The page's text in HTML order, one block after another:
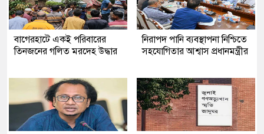
‎বাগেরহাটে একই পরিবারের
তিনজনের গলিত মরদেহ উদ্ধার
নিরাপদ পানি ব্যবস্থাপনা নিশ্চিতে
সহযোগিতার আশ্বাস প্রধানমন্ত্রীর